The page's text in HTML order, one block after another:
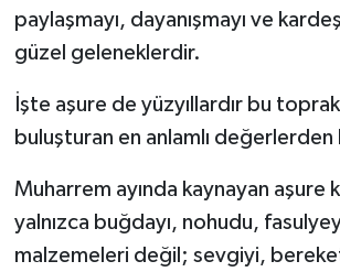
paylaşmayı, dayanışmayı ve
güzel geleneklerdir.
İşte aşure de yüzyıllardır bu
buluşturan en anlamlı değerlerden
Muharrem ayında kaynayan aşure
yalnızca buğdayı, nohudu,
malzemeleri değil; sevgiyi,
Teknoloji